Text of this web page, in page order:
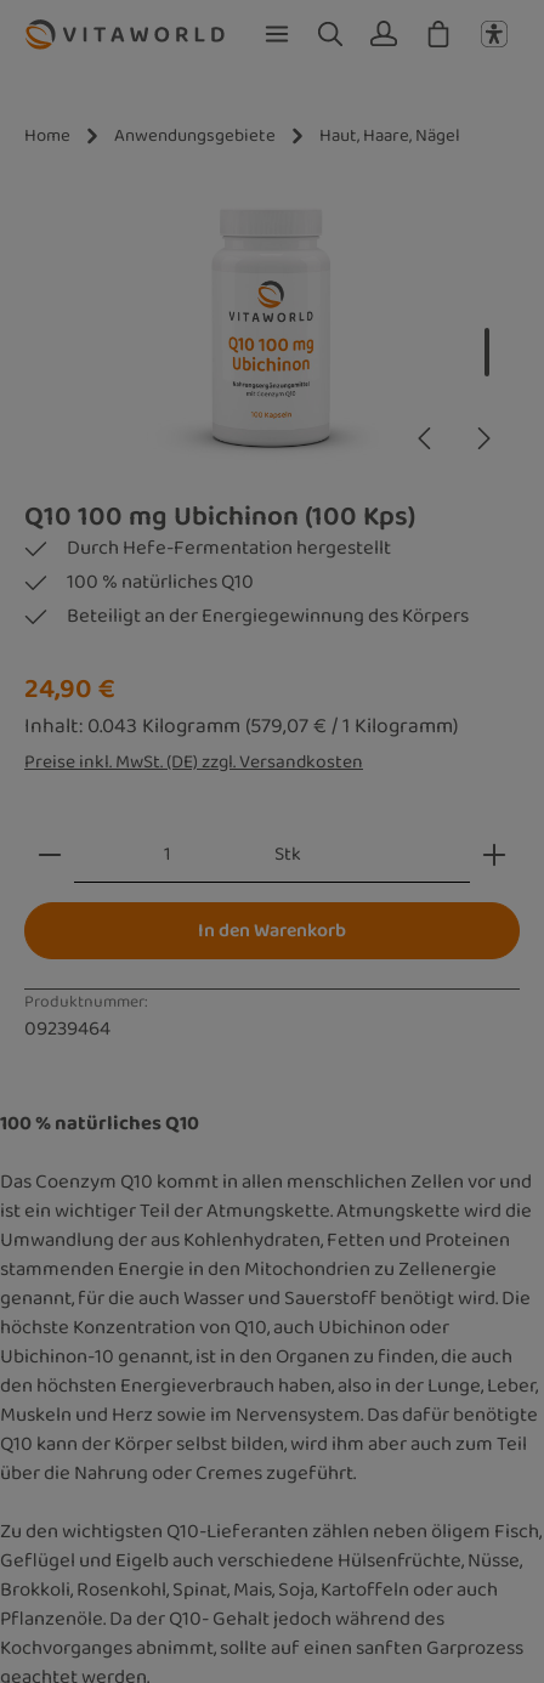
Zum Hauptinhalt springen
Home Anwendungsgebiete Haut, Haare, Nägel
Q10 100 mg Ubichinon (100 Kps)
Durch Hefe-Fermentation hergestellt
100 % natürliches Q10
Beteiligt an der Energiegewinnung des Körpers
Regulärer Preis:
24,90 €
Inhalt:0.043 Kilogramm (579,07 € / 1 Kilogramm)
Preise inkl. MwSt. (DE) zzgl. Versandkosten
Produkt Anzahl: Gib den gewünschten Wert ein
Stk
In den Warenkorb
Produktnummer:
09239464
100 % natürliches Q10
Das Coenzym Q10 kommt in allen menschlichen Zellen vor und
ist ein wichtiger Teil der Atmungskette. Atmungskette wird die
Umwandlung der aus Kohlenhydraten, Fetten und Proteinen
stammenden Energie in den Mitochondrien zu Zellenergie
genannt, für die auch Wasser und Sauerstoff benötigt wird. Die
höchste Konzentration von Q10, auch Ubichinon oder
Ubichinon-10 genannt, ist in den Organen zu finden, die auch
den höchsten Energieverbrauch haben, also in der Lunge, Leber,
Muskeln und Herz sowie im Nervensystem. Das dafür benötigte
Q10 kann der Körper selbst bilden, wird ihm aber auch zum Teil
über die Nahrung oder Cremes zugeführt.
Zu den wichtigsten Q10-Lieferanten zählen neben öligem Fisch,
Geflügel und Eigelb auch verschiedene Hülsenfrüchte, Nüsse,
Brokkoli, Rosenkohl, Spinat, Mais, Soja, Kartoffeln oder auch
Pflanzenöle. Da der Q10- Gehalt jedoch während des
Kochvorganges abnimmt, sollte auf einen sanften Garprozess